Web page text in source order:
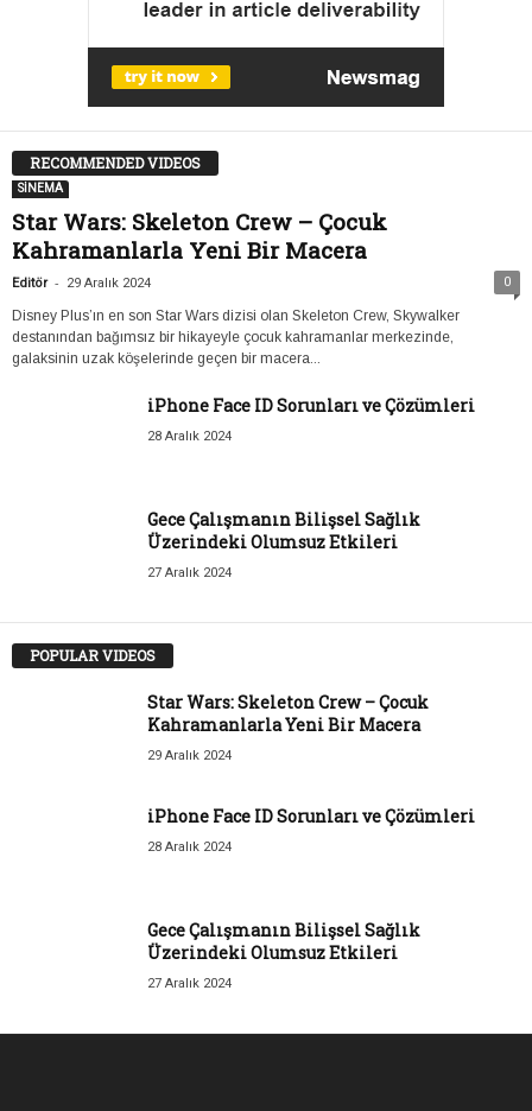
RECOMMENDED VIDEOS
SİNEMA
Star Wars: Skeleton Crew – Çocuk
Kahramanlarla Yeni Bir Macera
Editör - 29 Aralık 2024 0
Disney Plus’ın en son Star Wars dizisi olan Skeleton Crew, Skywalker
destanından bağımsız bir hikayeyle çocuk kahramanlar merkezinde,
galaksinin uzak köşelerinde geçen bir macera...
iPhone Face ID Sorunları ve Çözümleri
28 Aralık 2024
Gece Çalışmanın Bilişsel Sağlık
Üzerindeki Olumsuz Etkileri
27 Aralık 2024
POPULAR VIDEOS
Star Wars: Skeleton Crew – Çocuk
Kahramanlarla Yeni Bir Macera
29 Aralık 2024
iPhone Face ID Sorunları ve Çözümleri
28 Aralık 2024
Gece Çalışmanın Bilişsel Sağlık
Üzerindeki Olumsuz Etkileri
27 Aralık 2024